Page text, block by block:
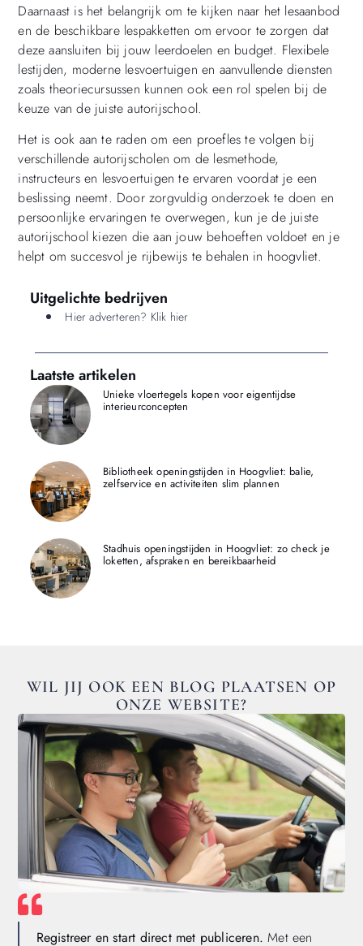
Daarnaast is het belangrijk om te kijken naar het lesaanbod
en de beschikbare lespakketten om ervoor te zorgen dat
deze aansluiten bij jouw leerdoelen en budget. Flexibele
lestijden, moderne lesvoertuigen en aanvullende diensten
zoals theoriecursussen kunnen ook een rol spelen bij de
keuze van de juiste autorijschool.
Het is ook aan te raden om een proefles te volgen bij
verschillende autorijscholen om de lesmethode,
instructeurs en lesvoertuigen te ervaren voordat je een
beslissing neemt. Door zorgvuldig onderzoek te doen en
persoonlijke ervaringen te overwegen, kun je de juiste
autorijschool kiezen die aan jouw behoeften voldoet en je
helpt om succesvol je rijbewijs te behalen in hoogvliet.
Uitgelichte bedrijven
Hier adverteren? Klik hier
Laatste artikelen
Unieke vloertegels kopen voor eigentijdse
interieurconcepten
Bibliotheek openingstijden in Hoogvliet: balie,
zelfservice en activiteiten slim plannen
Stadhuis openingstijden in Hoogvliet: zo check je
loketten, afspraken en bereikbaarheid
WIL JIJ OOK EEN BLOG PLAATSEN OP
ONZE WEBSITE?
Registreer en start direct met publiceren. Met een